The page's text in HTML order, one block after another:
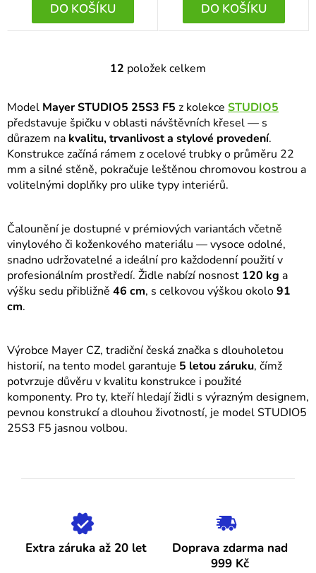
DO KOŠÍKU DO KOŠÍKU
O
l
á
d
a
c
í
r
v
k
y
v
i
s
u
12 položek celkem
Model Mayer STUDIO5 25S3 F5 z kolekce STUDIO5
představuje špičku v oblasti návštěvních křesel — s
důrazem na kvalitu, trvanlivost a stylové provedení.
Konstrukce začíná rámem z ocelové trubky o průměru 22
mm a silné stěně, pokračuje leštěnou chromovou kostrou a
volitelnými doplňky pro ulike typy interiérů.
Čalounění je dostupné v prémiových variantách včetně
vinylového či koženkového materiálu — vysoce odolné,
snadno udržovatelné a ideální pro každodenní použití v
profesionálním prostředí. Židle nabízí nosnost 120 kg a
výšku sedu přibližně 46 cm, s celkovou výškou okolo91
cm.
Výrobce Mayer CZ, tradiční česká značka s dlouholetou
historií, na tento model garantuje 5 letou záruku, čímž
potvrzuje důvěru v kvalitu konstrukce i použité
komponenty. Pro ty, kteří hledají židli s výrazným designem,
pevnou konstrukcí a dlouhou životností, je model STUDIO5
25S3 F5 jasnou volbou.
Extra záruka až 20 let
Doprava zdarma nad
999 Kč